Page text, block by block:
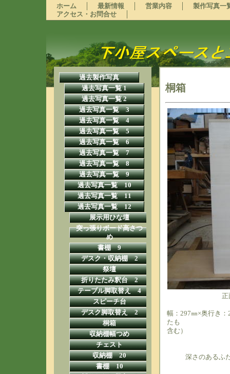
ホーム 最新情報 営業内容
製作写真一
アクセス・お問合せ
過去製作写真
過去写真一覧 1
過去写真一覧 2
過去写真一覧 3
過去写真一覧 4
過去写真一覧 5
過去写真一覧 6
過去写真一覧 7
過去写真一覧 8
過去写真一覧 9
過去写真一覧 10
過去写真一覧 11
過去写真一覧 12
展示用ひな壇
突っ張りボード高さつ
め
書棚 9
デスク・収納棚 2
祭壇
折りたたみ釈台 2
テーブル脚取替え 4
スピーチ台
デスク脚取替え 2
桐箱
収納棚幅つめ
チェスト
収納棚 20
書棚 10
桐箱
正
幅：297㎜×奥行き
たも
含む）
深さのあるふ